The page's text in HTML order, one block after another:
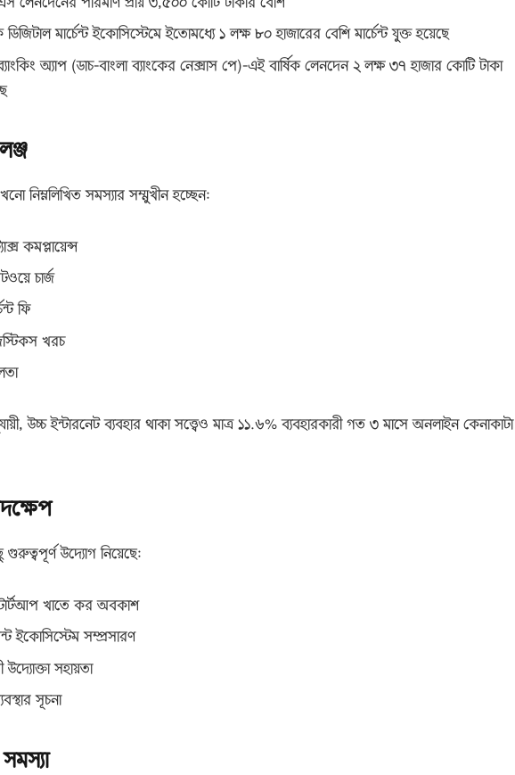
মার্চেন্ট ইকোসিস্টেমে ইতোমধ্যে ১ লক্ষ ৮০ হাজারের বেশি মার্চেন্ট যুক্ত হয়েছে
অ্যাপ (ডাচ-বাংলা ব্যাংকের নেক্সাস পে)-এই বার্ষিক লেনদেন ২ লক্ষ ৩৭ হাজার কোটি টাকা
নিম্নলিখিত সমস্যার সম্মুখীন হচ্ছেন:
কমপ্লায়েন্স
চার্জ
ফি
খরচ
উচ্চ ইন্টারনেট ব্যবহার থাকা সত্ত্বেও মাত্র ১১.৬% ব্যবহারকারী গত ৩ মাসে অনলাইন কেনাকাটা
উদ্যোগ নিয়েছে:
খাতে কর অবকাশ
ইকোসিস্টেম সম্প্রসারণ
সহায়তা
সূচনা